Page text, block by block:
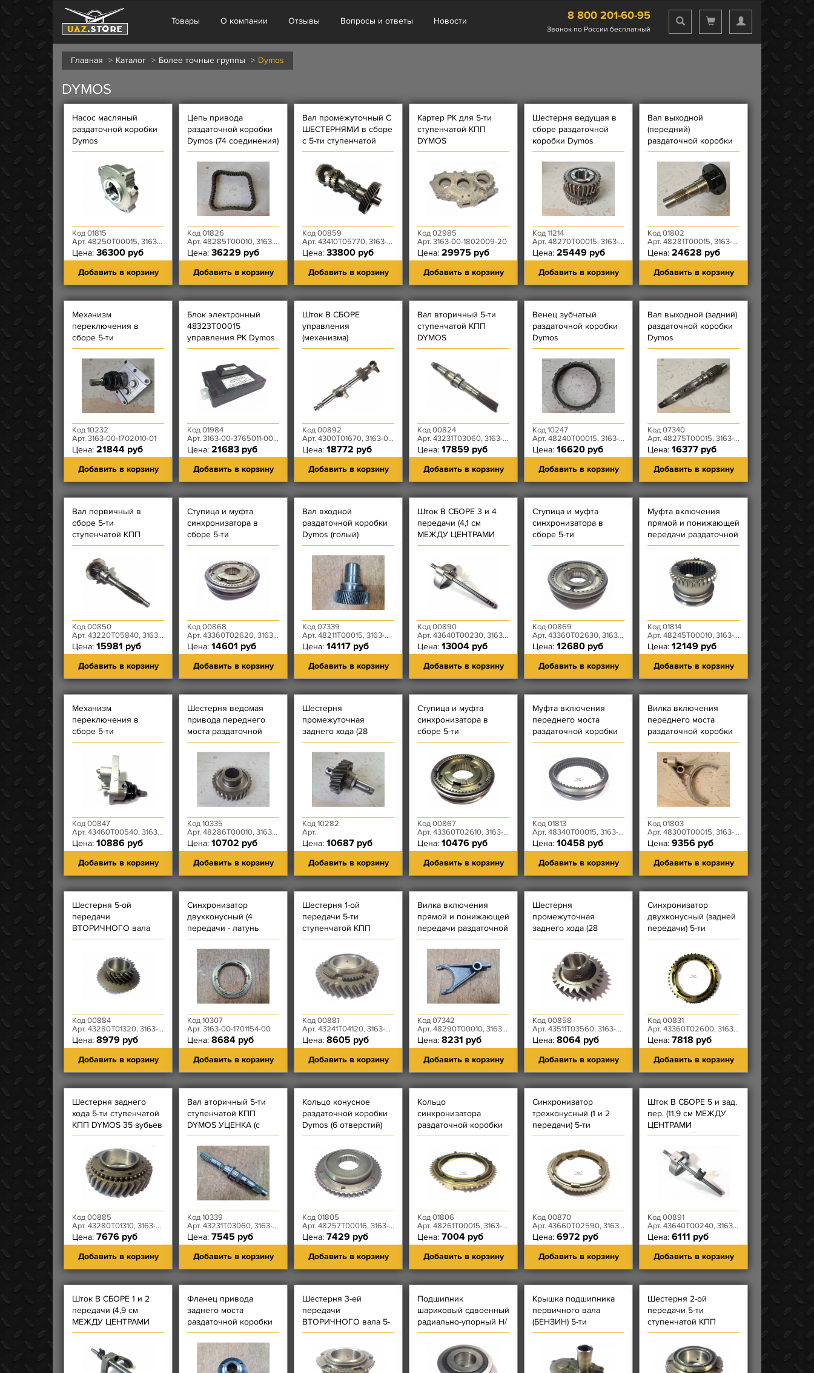
Товары О компании Отзывы Вопросы и ответы Новости 8 800 201-60-95
Звонок по России бесплатный
Главная Каталог Более точные группы Dymos
DYMOS
Насос масляный
раздаточной коробки
Dymos
Код 01815
Арт. 48250T00015, 3163-80-1802288-00
Цена: 36300 руб
Добавить в корзину
Цепь привода
раздаточной коробки
Dymos (74 соединения)
Код 01826
Арт. 48285T00010, 3163-80-1802089-00
Цена: 36229 руб
Добавить в корзину
Вал промежуточный С
ШЕСТЕРНЯМИ в сборе
с 5-ти ступенчатой
КПП DYMOS
Код 00859
Арт. 43410Т05770, 3163-00-1701050-00
Цена: 33800 руб
Добавить в корзину
Картер РК для 5-ти
ступенчатой КПП
DYMOS
Код 02985
Арт. 3163-00-1802009-20
Цена: 29975 руб
Добавить в корзину
Шестерня ведущая в
сборе раздаточной
коробки Dymos
Код 11214
Арт. 48270T00015, 3163-80-1802088-00
Цена: 25449 руб
Добавить в корзину
Вал выходной
(передний)
раздаточной коробки
Dymos Оригинал
Код 01802
Арт. 48281T00015, 3163-80-1802110-00
Цена: 24628 руб
Добавить в корзину
Механизм
переключения в
сборе 5-ти
ступенчатой КПП
DYMOS (длина штока
14,6 см)
Код 10232
Арт. 3163-00-1702010-01
Цена: 21844 руб
Добавить в корзину
Блок электронный
48323T00015
управления РК Dymos
Код 01984
Арт. 3163-00-3765011-00, 48323T00015
Цена: 21683 руб
Добавить в корзину
Шток В СБОРЕ
управления
(механизма)
переключения
ступенчатой КПП
DYMOS с головкамами
Код 00892
Арт. 4300T01670, 3163-00-1702043-00, 3163-00-1703012-00
Цена: 18772 руб
Добавить в корзину
Вал вторичный 5-ти
ступенчатой КПП
DYMOS
Код 00824
Арт. 43231T03060, 3163-00-1701105-01
Цена: 17859 руб
Добавить в корзину
Венец зубчатый
раздаточной коробки
Dymos
Код 10247
Арт. 48240T00015, 3163-80-1802086-00
Цена: 16620 руб
Добавить в корзину
Вал выходной (задний)
раздаточной коробки
Dymos
Код 07340
Арт. 48275T00015, 3163-80-1802056-00
Цена: 16377 руб
Добавить в корзину
Вал первичный в
сборе 5-ти
ступенчатой КПП
DYMOS - (Бензиновый
двигатель)
Код 00850
Арт. 43220T05840, 3163-00-1701025-01
Цена: 15981 руб
Добавить в корзину
Ступица и муфта
синхронизатора в
сборе 5-ти
ступенчатой КПП
передачи
Код 00868
Арт. 43360T02620, 3163-00-1701108-00
Цена: 14601 руб
Добавить в корзину
Вал входной
раздаточной коробки
Dymos (голый)
Код 07339
Арт. 48211T00015, 3163-80-1802025-00
Цена: 14117 руб
Добавить в корзину
Шток В СБОРЕ 3 и 4
передачи (4,1 см
МЕЖДУ ЦЕНТРАМИ
ОТВЕРСТИЙ/ВИЛКА - 1
Код 00890
Арт. 43640T00230, 3163-00-1702071-00
Цена: 13004 руб
Добавить в корзину
Ступица и муфта
синхронизатора в
сборе 5-ти
ступенчатой КПП
заднего хода
Код 00869
Арт. 43360T02630, 3163-00-1701109-00
Цена: 12680 руб
Добавить в корзину
Муфта включения
прямой и понижающей
передачи раздаточной
коробки Dymos
48245T00010
Код 01814
Арт. 48245T00010, 3163-80-1802040-00
Цена: 12149 руб
Добавить в корзину
Механизм
переключения в
сборе 5-ти
ступенчатой КПП
DYMOS (длина штока
15,3 см)
Код 00847
Арт. 43460T00540, 3163-00-1702010-00
Цена: 10886 руб
Добавить в корзину
Шестерня ведомая
привода переднего
моста раздаточной
коробки Dymos
Код 10335
Арт. 48286T00010, 3163-80-1802090-00
Цена: 10702 руб
Добавить в корзину
Шестерня
промежуточная
заднего хода (28
зубьев) в сборе с осью
5-ти ступенчатой КПП
DYMOS
Код 10282
Арт.
Цена: 10687 руб
Добавить в корзину
Ступица и муфта
синхронизатора в
сборе 5-ти
ступенчатой КПП
DYMOS - 1 и 2
передачи
Код 00867
Арт. 43360T02610, 3163-00-1701107-00
Цена: 10476 руб
Добавить в корзину
Муфта включения
переднего моста
раздаточной коробки
Dymos 48340T00015
Код 01813
Арт. 48340T00015, 3163-80-1802116-00
Цена: 10458 руб
Добавить в корзину
Вилка включения
переднего моста
раздаточной коробки
Dymos
Код 01803
Арт. 48300T00015, 3163-80-1803027-00
Цена: 9356 руб
Добавить в корзину
Шестерня 5-ой
передачи
ВТОРИЧНОГО вала
(22-42 зуба) 5-ти
Код 00884
Арт. 43280T01320, 3163-00-1701132-01
Цена: 8979 руб
Добавить в корзину
Синхронизатор
двухконусный (4
передачи - латунь
(жёлтый)) 5-ти
ступенчатой КПП
Dymos
Код 10307
Арт. 3163-00-1701154-00
Цена: 8684 руб
Добавить в корзину
Шестерня 1-ой
передачи 5-ти
ступенчатой КПП
DYMOS 38 зубьев
Код 00881
Арт. 43241T04120, 3163-00-1701112-00
Цена: 8605 руб
Добавить в корзину
Вилка включения
прямой и понижающей
передачи раздаточной
коробки DYMOS
48290T00010
Код 07342
Арт. 48290T00010, 3163-80-1803019-00
Цена: 8231 руб
Добавить в корзину
Шестерня
промежуточная
заднего хода (28
зубьев) 5-ти
ступенчатой КПП
DYMOS
Код 00858
Арт. 43511T03560, 3163-00-1701082-00
Цена: 8064 руб
Добавить в корзину
Синхронизатор
двухконусный (задней
передачи) 5-ти
ступенчатой КПП
Код 00831
Арт. 43360T02600, 3163-00-1701152-00
Цена: 7818 руб
Добавить в корзину
Шестерня заднего
хода 5-ти ступенчатой
КПП DYMOS 35 зубьев
Код 00885
Арт. 43280T01310, 3163-00-1701140-00
Цена: 7676 руб
Добавить в корзину
Вал вторичный 5-ти
ступенчатой КПП
DYMOS УЦЕНКА (с
разборной коробки)
Код 10339
Арт. 43231T03060, 3163-00-1701105-01
Цена: 7545 руб
Добавить в корзину
Кольцо конусное
раздаточной коробки
Dymos (6 отверстий)
Код 01805
Арт. 48257T00016, 3163-80-1802121-00
Цена: 7429 руб
Добавить в корзину
Кольцо
синхронизатора
раздаточной коробки
Dymos
Код 01806
Арт. 48261T00015, 3163-80-1802120-00
Цена: 7004 руб
Добавить в корзину
Синхронизатор
трехконусный (1 и 2
передачи) 5-ти
ступенчатой КПП
Код 00870
Арт. 43660T02590, 3163-00-1701150-00
Цена: 6972 руб
Добавить в корзину
Шток В СБОРЕ 5 и зад.
пер. (11,9 см МЕЖДУ
ЦЕНТРАМИ
ОТВЕРСТИЙ/ВИЛКА - 2
ОТВ) КПП DYMOS
Код 00891
Арт. 43640T00240, 3163-00-1702081-00
Цена: 6111 руб
Добавить в корзину
Шток В СБОРЕ 1 и 2
передачи (4,9 см
МЕЖДУ ЦЕНТРАМИ
ОТВЕРСТИЙ/ВИЛКА - 2
Фланец привода
заднего моста
раздаточной коробки
Dymos
Шестерня 3-ей
передачи
ВТОРИЧНОГО вала 5-
ти ступенчатой КПП
Подшипник
шариковый сдвоенный
радиально-упорный Н/
О 5-ти ст. КПП DYMOS -
F-567523
Крышка подшипника
первичного вала
(БЕНЗИН) 5-ти
ступенчатой КПП
Шестерня 2-ой
передачи 5-ти
ступенчатой КПП
DYMOS 29 зубьев